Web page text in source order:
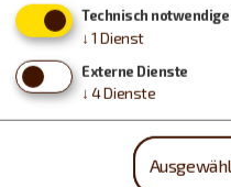
Technisch
↓ 1 Dienst
Externe Dienste
↓ 4Dienste